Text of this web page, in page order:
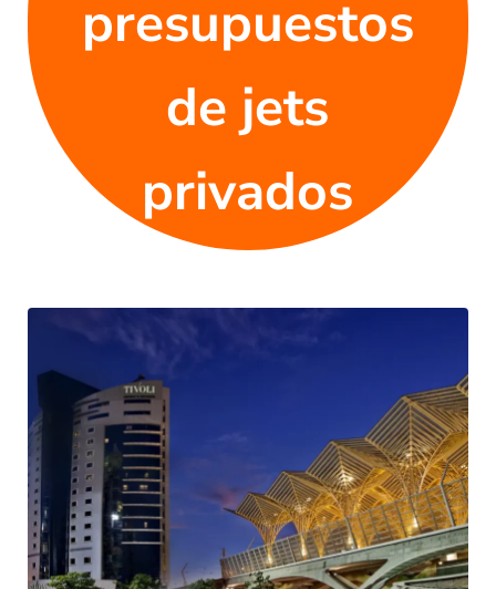
presupuestos
de jets
privados